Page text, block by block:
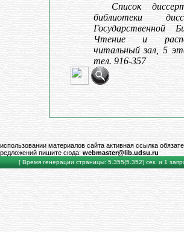
Список
библиотеки
Государственной
Чтение и
читальный зал, 5
тел. 916-357
материалов сайта активная ссылка
пишите сюда: webmaster@lib.udsu.ru
[ Время генерации страницы: 5.355(5.352) сек. и 1